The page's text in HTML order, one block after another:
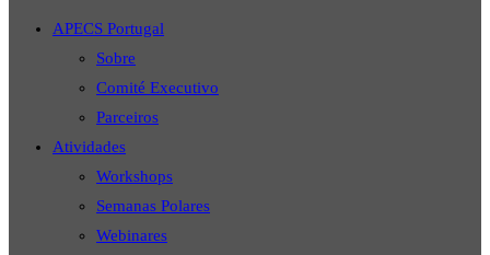
APECS Portugal
Sobre
Comité Executivo
Parceiros
Atividades
Workshops
Semanas Polares
Webinares